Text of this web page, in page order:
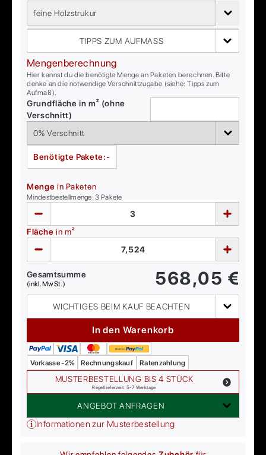
feine Holzstrukur
TIPPS ZUM AUFMASS
Mengenberechnung
Hier kannst du die benötigte Menge an Paketen berechnen. Bitte
denke an die notwendige Verschnittzugabe (siehe: Tipps zum
Aufmaß).
Grundfläche in m² (ohne
Verschnitt)
Benötigte Pakete:-
Menge in Paketen
Mindestbestellmenge:3 Pakete
Fläche in m²
Gesamtsumme
(inkl. MwSt.) 568,05 €
WICHTIGES BEIM KAUF BEACHTEN
In den Warenkorb
Vorkasse -2% Rechnungskauf Ratenzahlung
MUSTERBESTELLUNG BIS 4 STÜCK
Regellieferzeit: 5-7 Werktage
ANGEBOT ANFRAGEN
Informationen zur Musterbestellung